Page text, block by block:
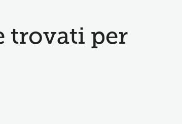
trovati per